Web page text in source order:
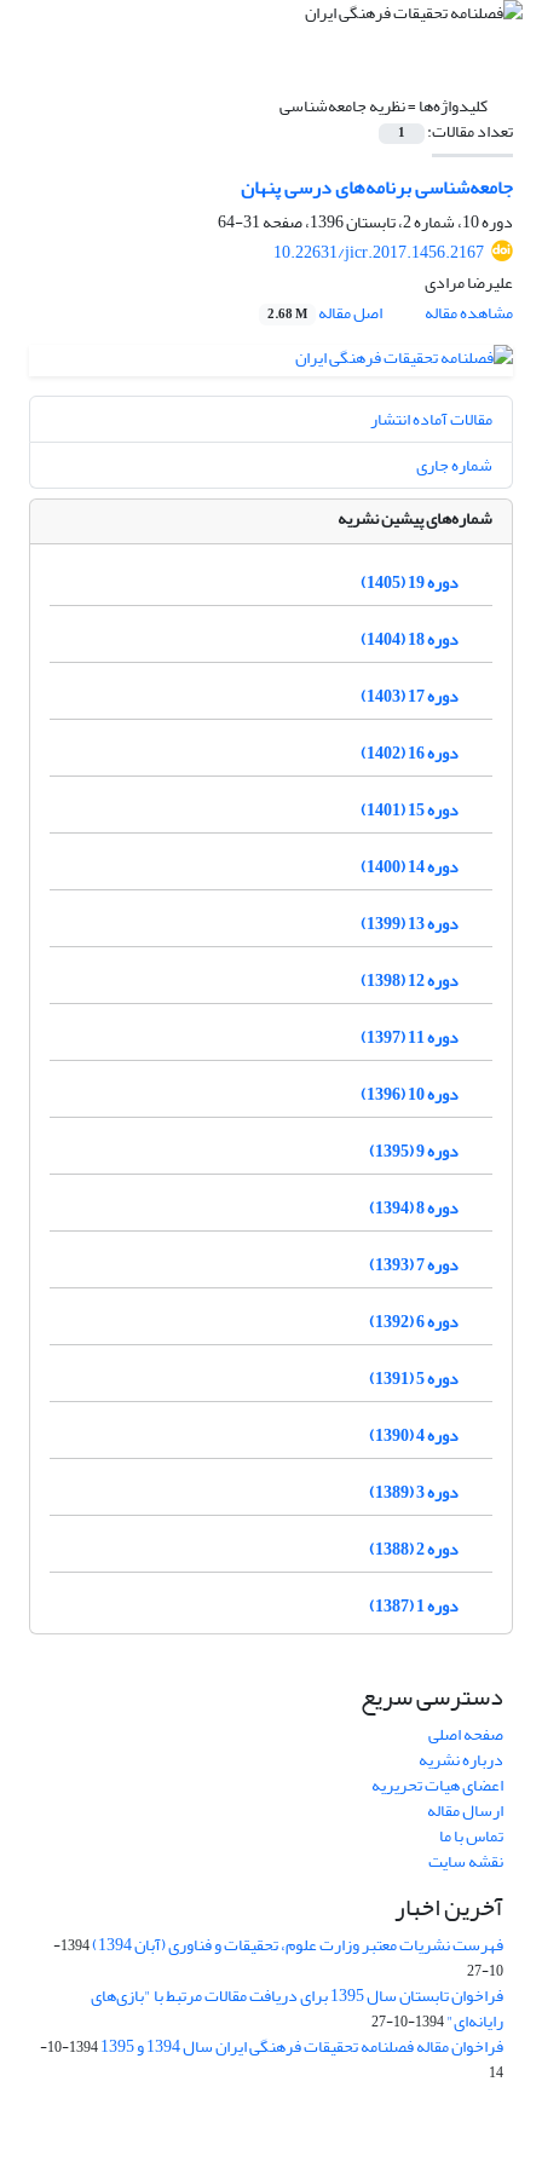
کلیدواژه‌ها =نظریه جامعه‌شناسی
تعداد مقالات: 1
جامعه‌شناسی برنامه‌های درسی پنهان
دوره 10، شماره 2، تابستان 1396، صفحه
31-64
10.22631/jicr.2017.1456.2167
علیرضا مرادی
مشاهده مقاله
اصل مقاله 2.68 M
مقالات آماده انتشار
شماره جاری
شماره‌های پیشین نشریه
دوره 19 (1405)
دوره 18 (1404)
دوره 17 (1403)
دوره 16 (1402)
دوره 15 (1401)
دوره 14 (1400)
دوره 13 (1399)
دوره 12 (1398)
دوره 11 (1397)
دوره 10 (1396)
دوره 9 (1395)
دوره 8 (1394)
دوره 7 (1393)
دوره 6 (1392)
دوره 5 (1391)
دوره 4 (1390)
دوره 3 (1389)
دوره 2 (1388)
دوره 1 (1387)
دسترسی سریع
صفحه اصلی
درباره نشریه
اعضای هیات تحریریه
ارسال مقاله
تماس با ما
نقشه سایت
آخرین اخبار
فهرست نشریات معتبر وزارت علوم، تحقیقات و فناوری (آبان 1394)
1394-
10-27
فراخوان تابستان سال 1395 برای دریافت مقالات مرتبط با "بازی‌های
رایانه‌ای"1394-10-27
فراخوان مقاله فصلنامه تحقیقات فرهنگی ایران سال 1394 و 1395
1394-10-
14